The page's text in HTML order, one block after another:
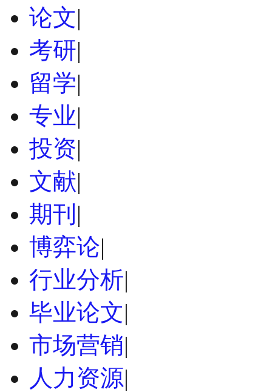
论文|
考研|
留学|
专业|
投资|
文献|
期刊 |
博弈论|
行业分析|
毕业论文|
市场营销|
人力资源|